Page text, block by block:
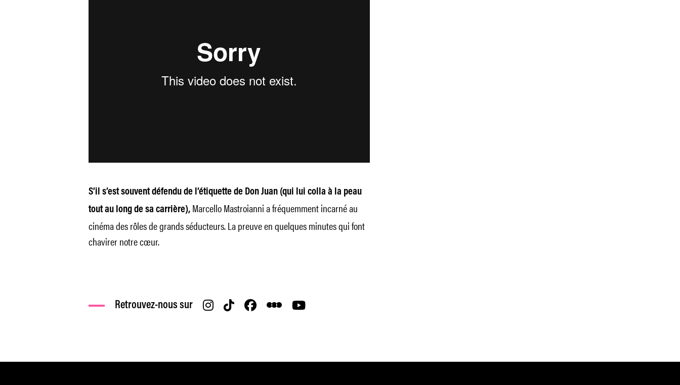
S’il s’est souvent défendu de l’étiquette de Don Juan (qui lui colla à la peau
tout au long de sa carrière),Marcello Mastroianni a fréquemment incarné au
cinéma des rôles de grands séducteurs. La preuve en quelques minutes qui font
chavirer notre cœur.
Retrouvez-nous sur